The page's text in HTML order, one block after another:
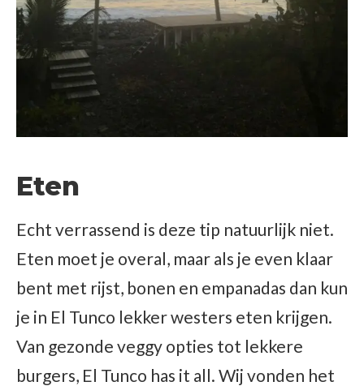
Eten
Echt verrassend is deze tip natuurlijk niet.
Eten moet je overal, maar als je even klaar
bent met rijst, bonen en empanadas dan kun
je in El Tunco lekker westers eten krijgen.
Van gezonde veggy opties tot lekkere
burgers, El Tunco has it all. Wij vonden het